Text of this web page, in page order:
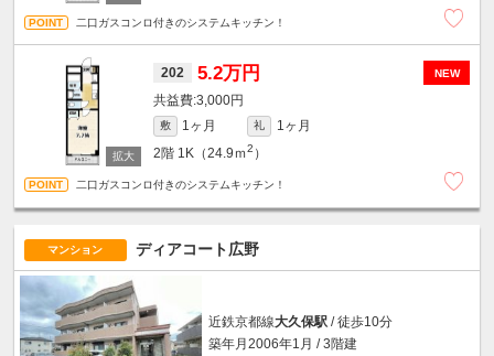
二口ガスコンロ付きのシステムキッチン！
NEW
202 5.2万円
3,000円
敷 1ヶ月 礼
1ヶ月
2階 1K（24.9ｍ2 ）
二口ガスコンロ付きのシステムキッチン！
マンション ディアコート広野
近鉄京都線大久保駅/ 徒歩10分
築年月2006年1月 / 3階建